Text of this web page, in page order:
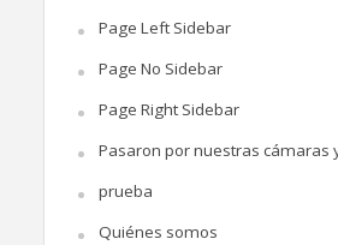
Page Left Sidebar
Page No Sidebar
Page Right Sidebar
Pasaron por nuestras cámaras
prueba
Quiénes somos